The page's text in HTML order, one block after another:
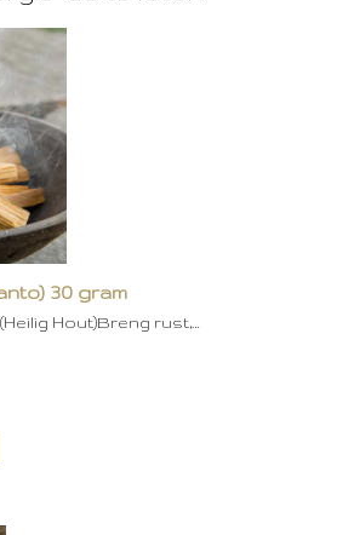
30 gram
Hout)Breng rust,…